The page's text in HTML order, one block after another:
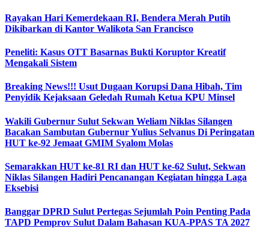
Rayakan Hari Kemerdekaan RI, Bendera Merah Putih
Dikibarkan di Kantor Walikota San Francisco
Peneliti: Kasus OTT Basarnas Bukti Koruptor Kreatif
Mengakali Sistem
Breaking News!!! Usut Dugaan Korupsi Dana Hibah, Tim
Penyidik Kejaksaan Geledah Rumah Ketua KPU Minsel
Wakili Gubernur Sulut Sekwan Weliam Niklas Silangen
Bacakan Sambutan Gubernur Yulius Selvanus Di Peringatan
HUT ke-92 Jemaat GMIM Syalom Molas
Semarakkan HUT ke-81 RI dan HUT ke-62 Sulut, Sekwan
Niklas Silangen Hadiri Pencanangan Kegiatan hingga Laga
Eksebisi
Banggar DPRD Sulut Pertegas Sejumlah Poin Penting Pada
TAPD Pemprov Sulut Dalam Bahasan KUA-PPAS TA 2027